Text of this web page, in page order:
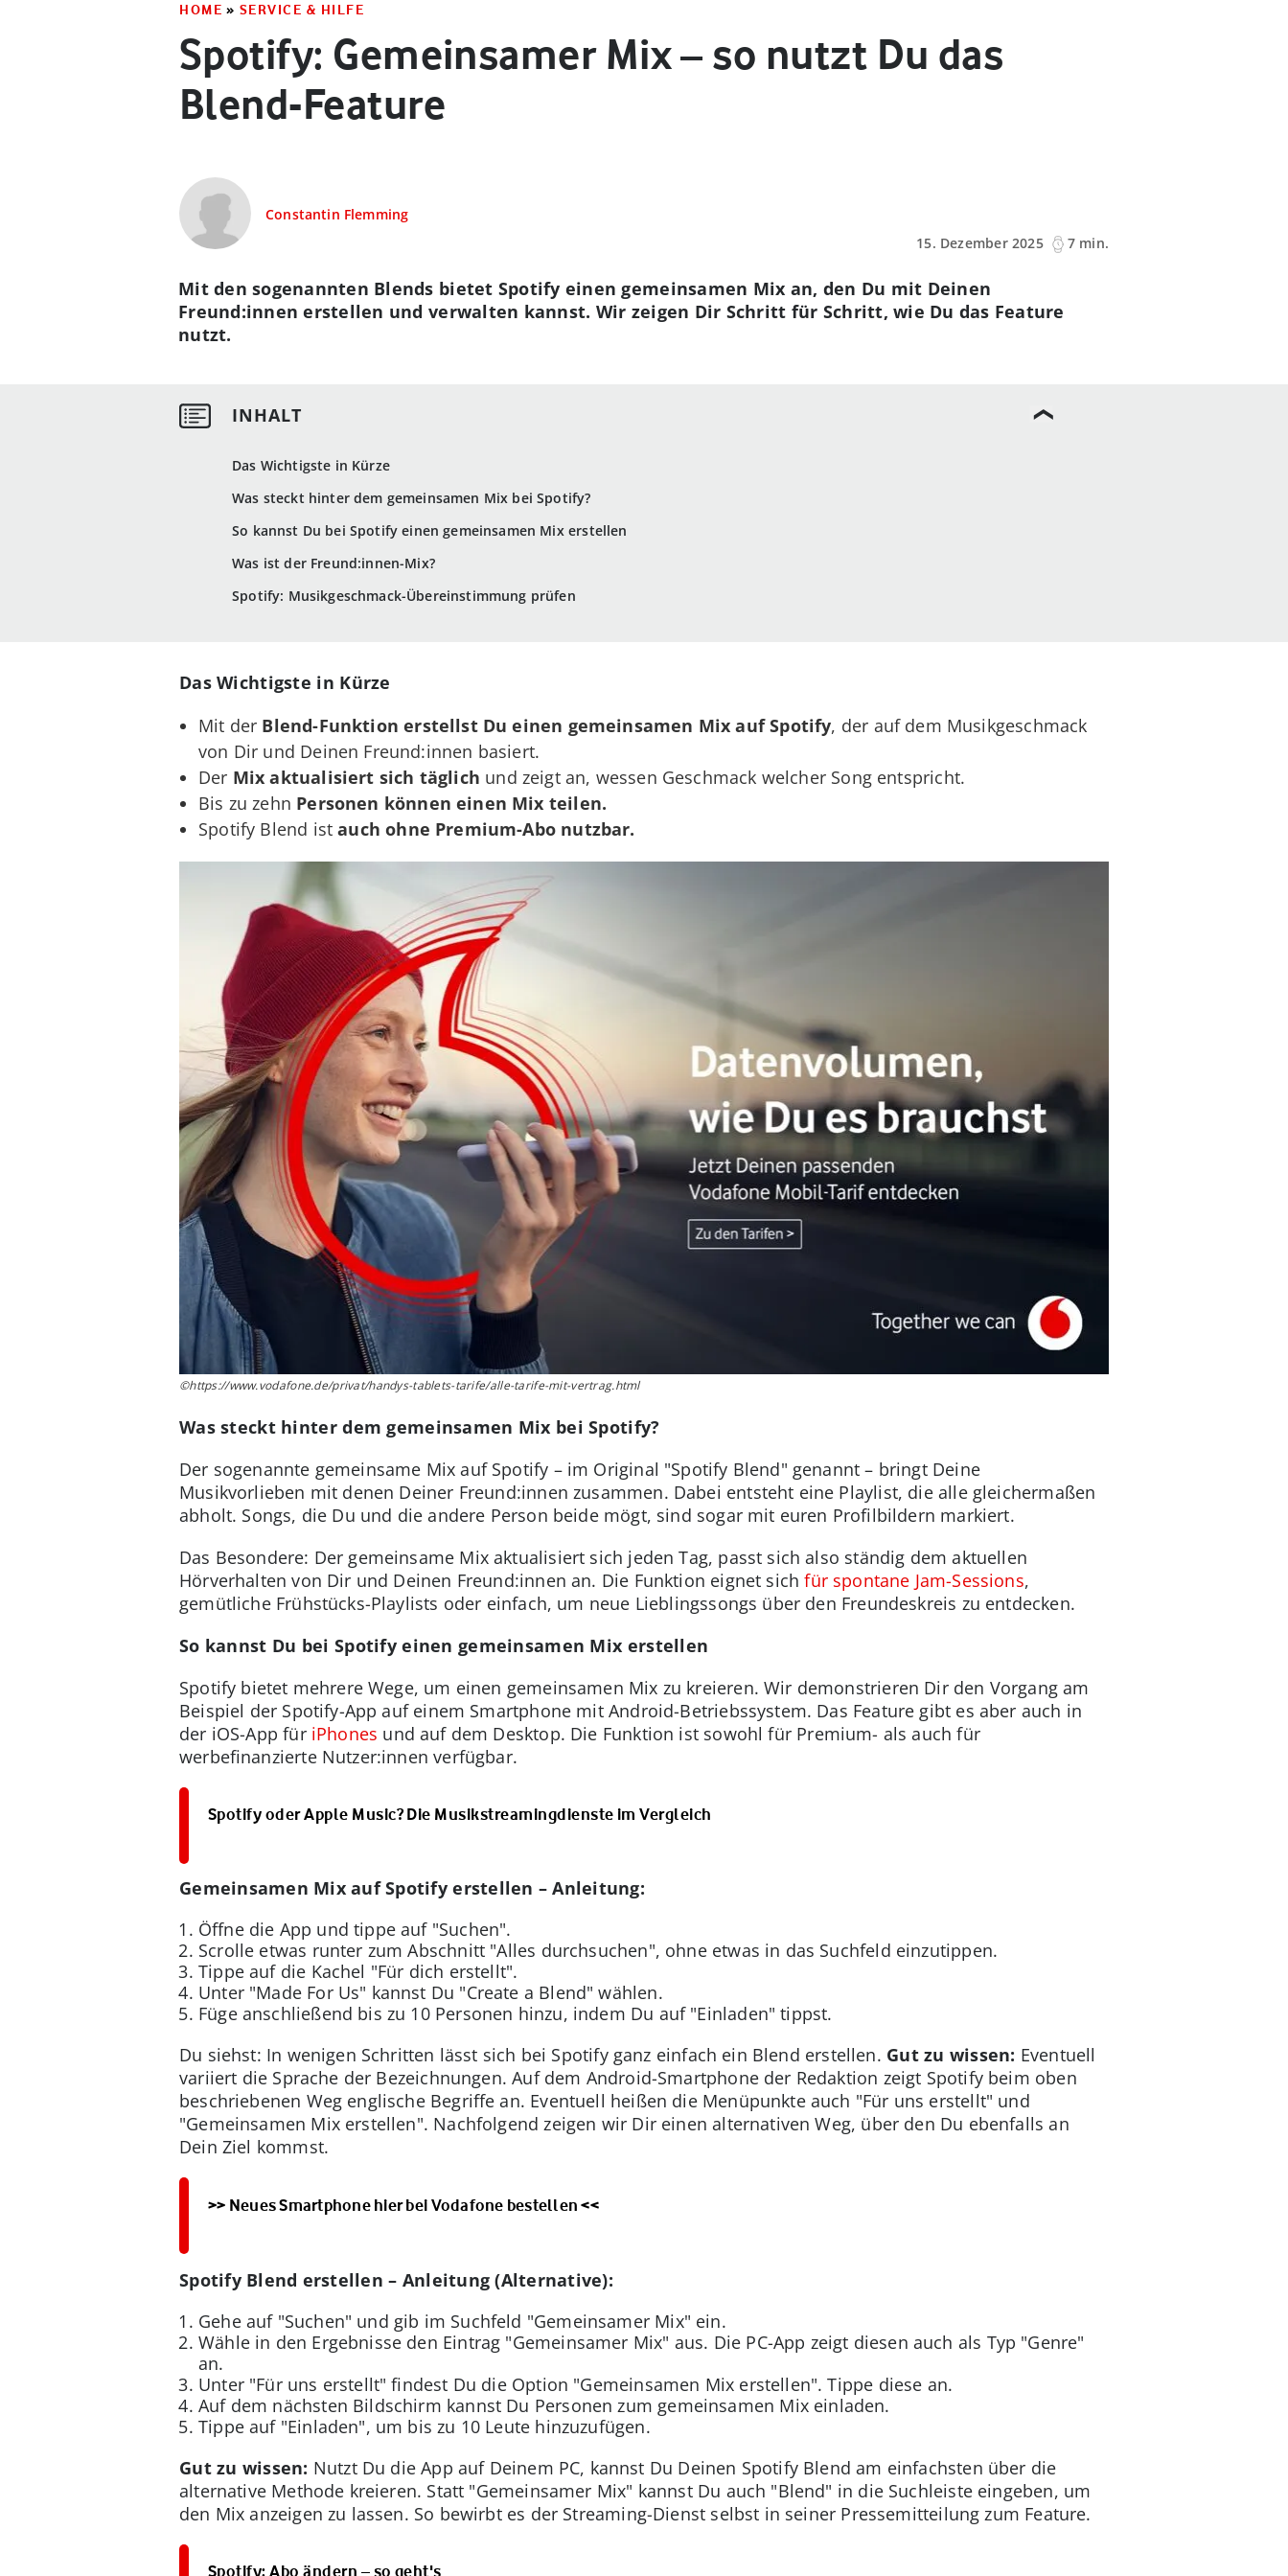
HOME » SERVICE & HILFE
Spotify: Gemeinsamer Mix – so nutzt Du das
Blend-Feature
Constantin Flemming
15. Dezember 2025
7 min.
Das Wichtigste in Kürze
Was steckt hinter dem gemeinsamen Mix bei Spotify?
So kannst Du bei Spotify einen gemeinsamen Mix erstellen
Was ist der Freund:innen-Mix?
Spotify: Musikgeschmack-Übereinstimmung prüfen
Mit den sogenannten Blends bietet Spotify einen gemeinsamen Mix an, den Du mit Deinen
Freund:innen erstellen und verwalten kannst. Wir zeigen Dir Schritt für Schritt, wie Du das Feature
nutzt.
Das Wichtigste in Kürze
Mit der Blend-Funktion erstellst Du einen gemeinsamen Mix auf Spotify, der auf dem Musikgeschmack
von Dir und Deinen Freund:innen basiert.
Der Mix aktualisiert sich täglich und zeigt an, wessen Geschmack welcher Song entspricht.
Bis zu zehn Personen können einen Mix teilen.
Spotify Blend istauch ohne Premium-Abo nutzbar.
©https://www.vodafone.de/privat/handys-tablets-tarife/alle-tarife-mit-vertrag.html
Was steckt hinter dem gemeinsamen Mix bei Spotify?
Der sogenannte gemeinsame Mix auf Spotify – im Original "Spotify Blend" genannt – bringt Deine
Musikvorlieben mit denen Deiner Freund:innen zusammen. Dabei entsteht eine Playlist, die alle gleichermaßen
abholt. Songs, die Du und die andere Person beide mögt, sind sogar mit euren Profilbildern markiert.
Das Besondere: Der gemeinsame Mix aktualisiert sich jeden Tag, passt sich also ständig dem aktuellen
Hörverhalten von Dir und Deinen Freund:innen an. Die Funktion eignet sichfür spontane Jam-Sessions,
gemütliche Frühstücks-Playlists oder einfach, um neue Lieblingssongs über den Freundeskreis zu entdecken.
So kannst Du bei Spotify einen gemeinsamen Mix erstellen
Spotify bietet mehrere Wege, um einen gemeinsamen Mix zu kreieren. Wir demonstrieren Dir den Vorgang am
Beispiel der Spotify-App auf einem Smartphone mit Android-Betriebssystem. Das Feature gibt es aber auch in
der iOS-App für iPhones und auf dem Desktop. Die Funktion ist sowohl für Premium- als auch für
werbefinanzierte Nutzer:innen verfügbar.
Spotify oder Apple Music? Die Musikstreamingdienste im Vergleich
Gemeinsamen Mix auf Spotify erstellen – Anleitung:
Öffne die App und tippe auf "Suchen".
Scrolle etwas runter zum Abschnitt "Alles durchsuchen", ohne etwas in das Suchfeld einzutippen.
Tippe auf die Kachel "Für dich erstellt".
Unter "Made For Us" kannst Du "Create a Blend" wählen.
Füge anschließend bis zu 10 Personen hinzu, indem Du auf "Einladen" tippst.
Du siehst: In wenigen Schritten lässt sich bei Spotify ganz einfach ein Blend erstellen. Gut zu wissen: Eventuell
variiert die Sprache der Bezeichnungen. Auf dem Android-Smartphone der Redaktion zeigt Spotify beim oben
beschriebenen Weg englische Begriffe an. Eventuell heißen die Menüpunkte auch "Für uns erstellt" und
"Gemeinsamen Mix erstellen". Nachfolgend zeigen wir Dir einen alternativen Weg, über den Du ebenfalls an
Dein Ziel kommst.
>> Neues Smartphone hier bei Vodafone bestellen <<
Spotify Blend erstellen – Anleitung (Alternative):
Gehe auf "Suchen" und gib im Suchfeld "Gemeinsamer Mix" ein.
Wähle in den Ergebnisse den Eintrag "Gemeinsamer Mix" aus. Die PC-App zeigt diesen auch als Typ "Genre"
an.
Unter "Für uns erstellt" findest Du die Option "Gemeinsamen Mix erstellen". Tippe diese an.
Auf dem nächsten Bildschirm kannst Du Personen zum gemeinsamen Mix einladen.
Tippe auf "Einladen", um bis zu 10 Leute hinzuzufügen.
Gut zu wissen: Nutzt Du die App auf Deinem PC, kannst Du Deinen Spotify Blend am einfachsten über die
alternative Methode kreieren. Statt "Gemeinsamer Mix" kannst Du auch "Blend" in die Suchleiste eingeben, um
den Mix anzeigen zu lassen. So bewirbt es der Streaming-Dienst selbst in seiner Pressemitteilung zum Feature.
Spotify: Abo ändern – so geht's